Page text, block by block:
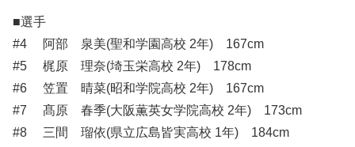
■選手
#4 阿部 泉美(聖和学園高校 2年) 167cm
#5 梶原 理奈(埼玉栄高校 2年) 178cm
#6 笠置 晴菜(昭和学院高校 2年) 167cm
#7 髙原 春季(大阪薫英女学院高校 2年) 173cm
#8 三間 瑠依(県立広島皆実高校 1年) 184cm